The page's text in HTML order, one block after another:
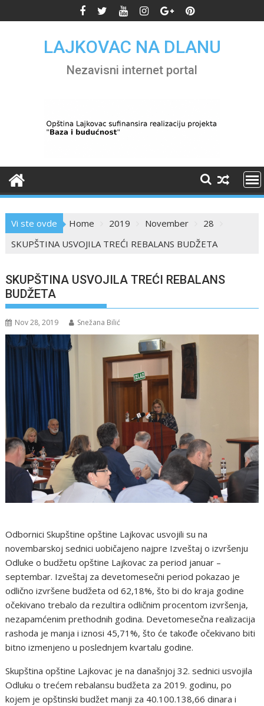
to
LAJKOVAC NA DLANU
Nezavisni internet portal
Vi ste ovde Home 2019 November
28
SKUPŠTINA USVOJILA TREĆI REBALANS BUDŽETA
SKUPŠTINA USVOJILA TREĆI REBALANS
BUDŽETA
Nov 28, 2019 Snežana Bilić
Odbornici Skupštine opštine Lajkovac usvojili su na
novembarskoj sednici uobičajeno najpre Izveštaj o izvršenju
Odluke o budžetu opštine Lajkovac za period januar –
septembar. Izveštaj za devetomesečni period pokazao je
odlično izvršene budžeta od 62,18%, što bi do kraja godine
očekivano trebalo da rezultira odličnim procentom izvršenja,
nezapamćenim prethodnih godina. Devetomesečna realizacija
rashoda je manja i iznosi 45,71%, što će takođe očekivano biti
bitno izmenjeno u poslednjem kvartalu godine.
Skupština opštine Lajkovac je na današnjoj 32. sednici usvojila
Odluku o trećem rebalansu budžeta za 2019. godinu, po
kojem je opštinski budžet manji za 40.100.138,66 dinara i